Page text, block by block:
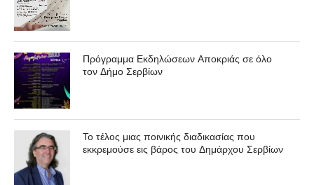
Πρόγραμμα Εκδηλώσεων Αποκριάς σε όλο
τον Δήμο Σερβίων
Το τέλος μιας ποινικής διαδικασίας που
εκκρεμούσε εις βάρος του Δημάρχου Σερβίων